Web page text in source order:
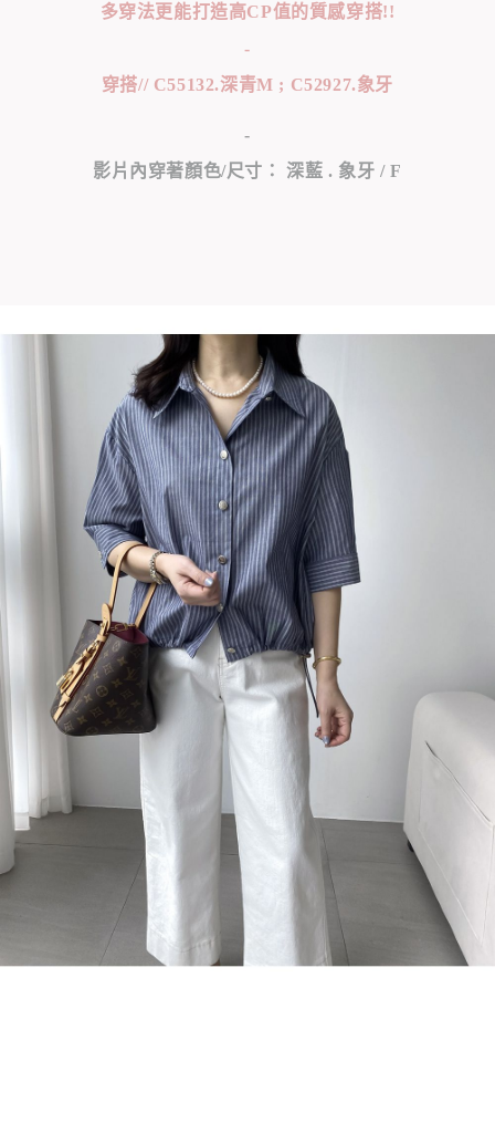
多穿法更能打造高CP值的質感穿搭!!
-
穿搭// C55132.深青M ; C52927.象牙
-
影片內穿著顏色/尺寸： 深藍 . 象牙 / F